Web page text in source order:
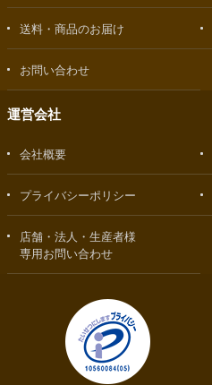
送料・商品のお届け
お問い合わせ
運営会社
会社概要
プライバシーポリシー
店舗・法人・生産者様
専用お問い合わせ